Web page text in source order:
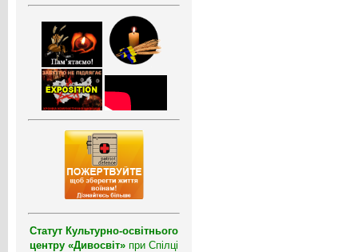
Статут Культурно-освітнього
центру «Дивосвіт» при Спілці